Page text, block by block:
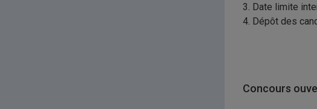
3. Date limite
4. Dépôt des
Concours